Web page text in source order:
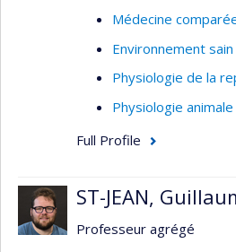
Médecine
Environnement sain
Physiologie de la
Physiologie animale
Full Profile
ST-JEAN,
Professeur agrégé